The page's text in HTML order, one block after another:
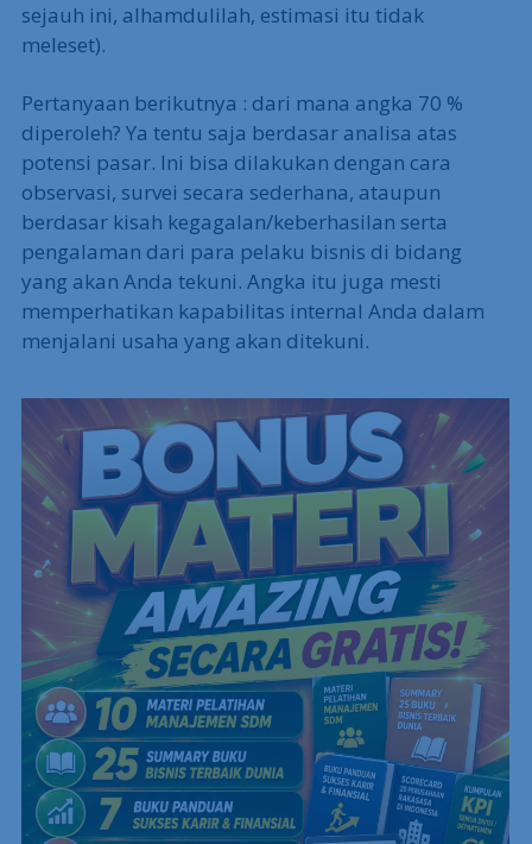
sejauh ini, alhamdulilah, estimasi itu tidak
meleset).
Pertanyaan berikutnya : dari mana angka 70 %
diperoleh? Ya tentu saja berdasar analisa atas
potensi pasar. Ini bisa dilakukan dengan cara
observasi, survei secara sederhana, ataupun
berdasar kisah kegagalan/keberhasilan serta
pengalaman dari para pelaku bisnis di bidang
yang akan Anda tekuni. Angka itu juga mesti
memperhatikan kapabilitas internal Anda dalam
menjalani usaha yang akan ditekuni.